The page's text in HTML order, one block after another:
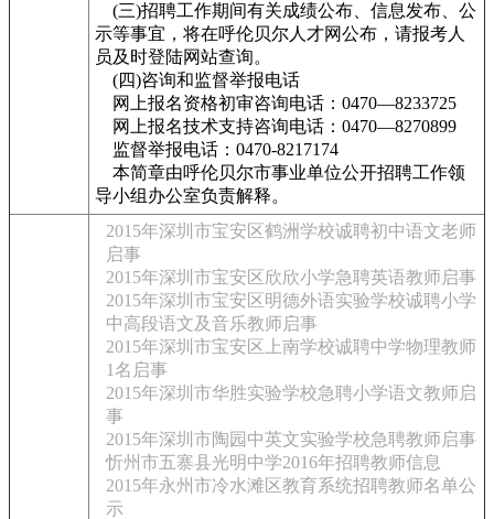
(三)招聘工作期间有关成绩公布、信息发布、公
示等事宜，将在呼伦贝尔人才网公布，请报考人
员及时登陆网站查询。
(四)咨询和监督举报电话
网上报名资格初审咨询电话：0470—8233725
网上报名技术支持咨询电话：0470—8270899
监督举报电话：0470-8217174
本简章由呼伦贝尔市事业单位公开招聘工作领
导小组办公室负责解释。
2015年深圳市宝安区鹤洲学校诚聘初中语文老师
启事
2015年深圳市宝安区欣欣小学急聘英语教师启事
2015年深圳市宝安区明德外语实验学校诚聘小学
中高段语文及音乐教师启事
2015年深圳市宝安区上南学校诚聘中学物理教师
1名启事
2015年深圳市华胜实验学校急聘小学语文教师启
事
2015年深圳市陶园中英文实验学校急聘教师启事
忻州市五寨县光明中学2016年招聘教师信息
2015年永州市冷水滩区教育系统招聘教师名单公
示